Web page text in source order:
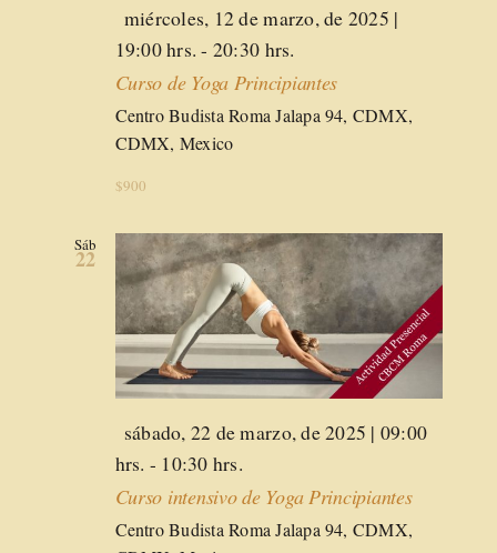
Destacado
miércoles, 12 de marzo, de 2025 |
19:00 hrs. - 20:30 hrs.
Curso de Yoga Principiantes
Centro Budista RomaJalapa 94, CDMX,
CDMX, Mexico
$900
Sáb
22
Destacado
sábado, 22 de marzo, de 2025 | 09:00
hrs. - 10:30 hrs.
Curso intensivo de Yoga Principiantes
Centro Budista RomaJalapa 94, CDMX,